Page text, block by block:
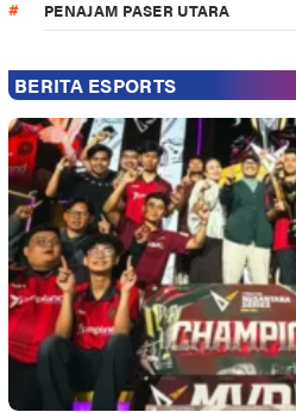
PENAJAM PASER UTARA
BERITA ESPORTS